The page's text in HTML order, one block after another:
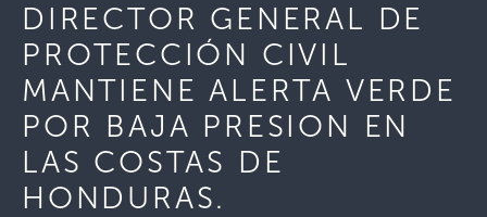
DIRECTOR GENERAL DE
PROTECCIÓN CIVIL
MANTIENE ALERTA VERDE
POR BAJA PRESION EN
LAS COSTAS DE
HONDURAS.